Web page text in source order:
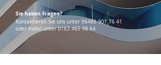
Sie haben Fragen?
Kontaktieren Sie uns unter 06486 901 76 41
oder mobil unter0163 465 98 64